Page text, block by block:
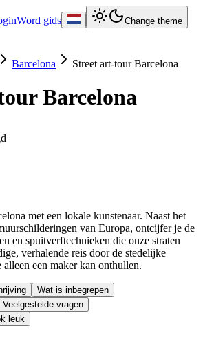
Word gids Change theme
Barcelona Street art-tour Barcelona
Barcelona
met een lokale kunstenaar. Naast het
van Europa, ontcijfer je de
en spuitverftechnieken die onze straten
verhalende reis door de stedelijke
alleen een maker kan onthullen.
Wat is inbegrepen
Veelgestelde vragen
leuk